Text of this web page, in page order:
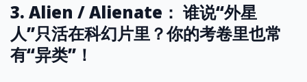
3. Alien / Alienate： 谁说“外星
人”只活在科幻片里？你的考卷里也常
有“异类”！